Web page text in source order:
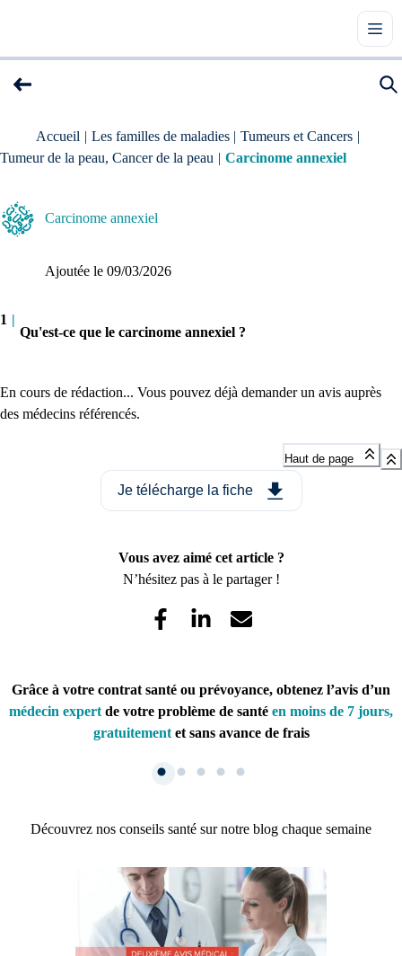
Accueil | Les familles de maladies | Tumeurs et Cancers |
Tumeur de la peau, Cancer de la peau | Carcinome annexiel
Carcinome annexiel
Ajoutée le 09/03/2026
1 |
Qu'est-ce que le carcinome annexiel ?
En cours de rédaction... Vous pouvez déjà demander un avis auprès
des médecins référencés.
Haut de page
Je télécharge la fiche
Vous avez aimé cet article ?
N’hésitez pas à le partager !
Grâce à votre contrat santé ou prévoyance, obtenez l’avis d’un
médecin expert de votre problème de santé en moins de 7 jours,
gratuitementet sans avance de frais
Découvrez nos conseils santé sur notre blog chaque semaine